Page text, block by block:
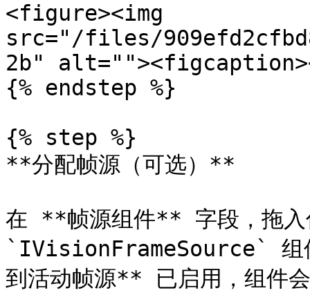
<figure><img
src="/files/
2b"
{% endstep %}
{% step %}
**分配帧源（可选）**
在 **帧源组件** 字段，拖入
`IVisionFrameSource` 组
到活动帧源** 已启用，组件